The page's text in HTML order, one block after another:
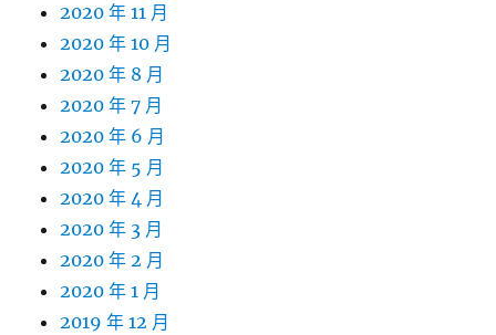
2020 年 11 月
2020 年 10 月
2020 年 8 月
2020 年 7 月
2020 年 6 月
2020 年 5 月
2020 年 4 月
2020 年 3 月
2020 年 2 月
2020 年 1 月
2019 年 12 月